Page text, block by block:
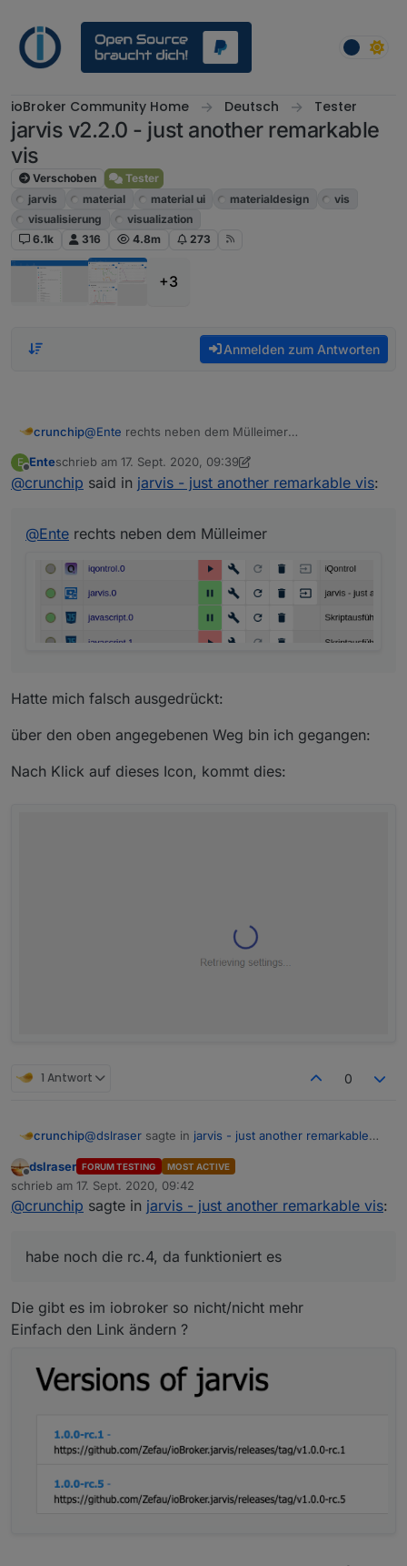
ioBroker Community Home Deutsch Tester
jarvis v2.2.0 - just another remarkable
vis
Verschoben
Tester
jarvis
material material ui materialdesign
vis
visualisierung
visualization
6.1k
316 4.8m 273
+3
Anmelden zum Antworten
crunchip@Ente rechts neben dem Mülleimer
E
Offline
Enteschrieb am 17. Sept. 2020, 09:39
zuletzt editiert von Ente
@crunchip said in jarvis - just another remarkable vis:
@Ente rechts neben dem Mülleimer
Hatte mich falsch ausgedrückt:
über den oben angegebenen Weg bin ich gegangen:
Nach Klick auf dieses Icon, kommt dies:
1 Antwort 0
crunchip@dslraser sagte in jarvis - just another remarkable
mal die rc.5
Offline
dslraser FORUM TESTING MOST ACTIVE
schrieb am 17. Sept. 2020, 09:42
zuletzt editiert von
@crunchip sagte in jarvis - just another remarkable vis:
habe noch die rc.4, da funktioniert es
Die gibt es im iobroker so nicht/nicht mehr
Einfach den Link ändern ?